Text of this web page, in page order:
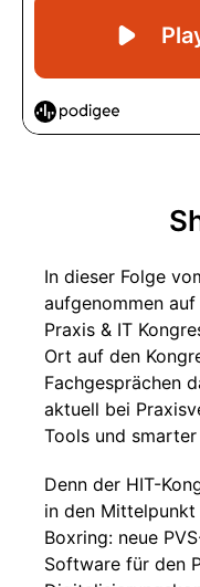
In dieser Folge
aufgenommen
Praxis & IT
Ort auf den
Fachgesprächen
aktuell bei
Tools und
Denn der HIT-
in den
Boxring: neue
Software für den